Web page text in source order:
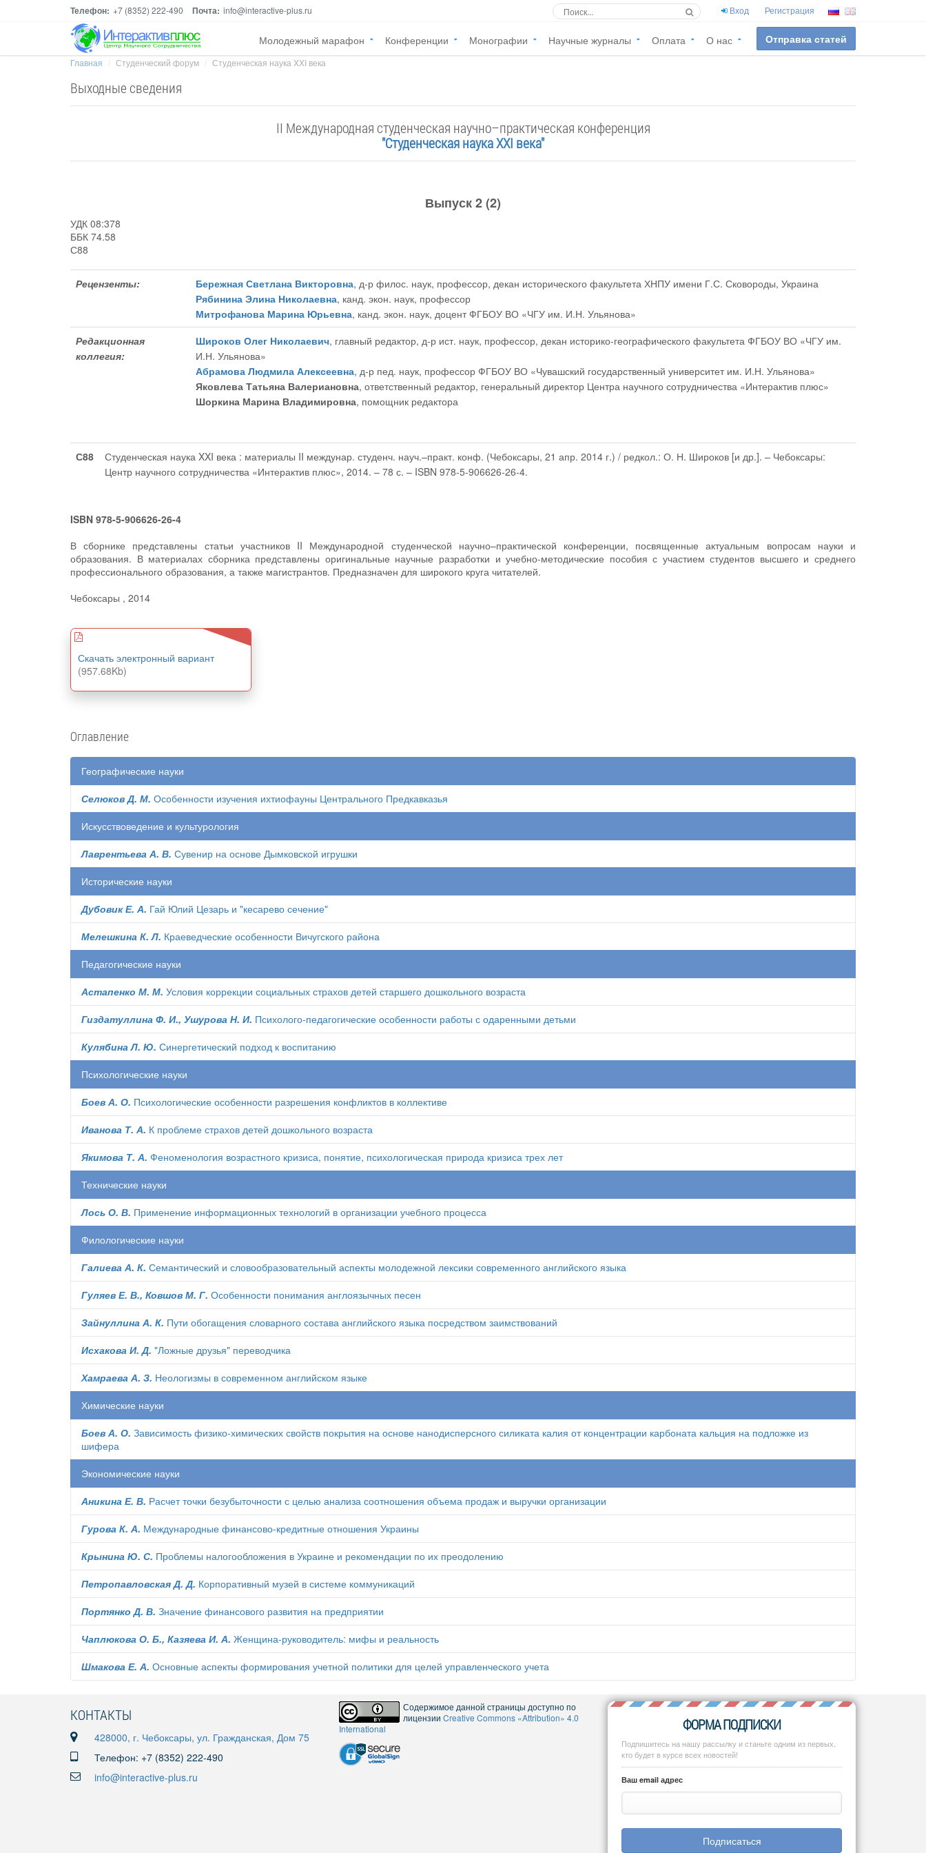
Телефон: +7 (8352) 222-490 Почта: info@interactive-plus.ru Вход Регистрация
Молодежный марафон Конференции Монографии Научные журналы Оплата О нас Отправка статей
Главная Студенческий форум Студенческая наука XXI века
Выходные сведения
II Международная студенческая научно–практическая конференция
"Студенческая наука XXI века"
Выпуск 2 (2)
УДК 08:378
ББК 74.58
С88
Рецензенты: Бережная Светлана Викторовна, д-р филос. наук, профессор, декан исторического факультета ХНПУ имени Г.С. Сковороды, Украина
Рябинина Элина Николаевна, канд. экон. наук, профессор
Митрофанова Марина Юрьевна, канд. экон. наук, доцент ФГБОУ ВО «ЧГУ им. И.Н. Ульянова»
Редакционная
коллегия:
Широков Олег Николаевич, главный редактор, д-р ист. наук, профессор, декан историко-географического факультета ФГБОУ ВО «ЧГУ им.
И.Н. Ульянова»
Абрамова Людмила Алексеевна, д-р пед. наук, профессор ФГБОУ ВО «Чувашский государственный университет им. И.Н. Ульянова»
Яковлева Татьяна Валериановна, ответственный редактор, генеральный директор Центра научного сотрудничества «Интерактив плюс»
Шоркина Марина Владимировна, помощник редактора
С88
Студенческая наука XXI века : материалы II междунар. студенч. науч.–практ. конф. (Чебоксары, 21 апр. 2014 г.) / редкол.: О. Н. Широков [и др.]. – Чебоксары:
Центр научного сотрудничества «Интерактив плюс», 2014. – 78 с. – ISBN 978-5-906626-26-4.
ISBN 978-5-906626-26-4
В сборнике представлены статьи участников II Международной студенческой научно–практической конференции, посвященные актуальным вопросам науки и
образования. В материалах сборника представлены оригинальные научные разработки и учебно-методические пособия с участием студентов высшего и среднего
профессионального образования, а также магистрантов. Предназначен для широкого круга читателей.
Чебоксары , 2014
Скачать электронный вариант
(957.68Kb)
Оглавление
Географические науки
Селюков Д. М. Особенности изучения ихтиофауны Центрального Предкавказья
Искусствоведение и культурология
Лаврентьева А. В. Сувенир на основе Дымковской игрушки
Исторические науки
Дубовик Е. А. Гай Юлий Цезарь и "кесарево сечение"
Мелешкина К. Л. Краеведческие особенности Вичугского района
Педагогические науки
Астапенко М. М. Условия коррекции социальных страхов детей старшего дошкольного возраста
Гиздатуллина Ф. И., Ушурова Н. И. Психолого-педагогические особенности работы с одаренными детьми
Кулябина Л. Ю. Синергетический подход к воспитанию
Психологические науки
Боев А. О. Психологические особенности разрешения конфликтов в коллективе
Иванова Т. А. К проблеме страхов детей дошкольного возраста
Якимова Т. А. Феноменология возрастного кризиса, понятие, психологическая природа кризиса трех лет
Технические науки
Лось О. В. Применение информационных технологий в организации учебного процесса
Филологические науки
Галиева А. К. Семантический и словообразовательный аспекты молодежной лексики современного английского языка
Гуляев Е. В., Ковшов М. Г. Особенности понимания англоязычных песен
Зайнуллина А. К. Пути обогащения словарного состава английского языка посредством заимствований
Исхакова И. Д. "Ложные друзья" переводчика
Хамраева А. З. Неологизмы в современном английском языке
Химические науки
Боев А. О. Зависимость физико-химических свойств покрытия на основе нанодисперсного силиката калия от концентрации карбоната кальция на подложке из
шифера
Экономические науки
Аникина Е. В. Расчет точки безубыточности с целью анализа соотношения объема продаж и выручки организации
Гурова К. А. Международные финансово-кредитные отношения Украины
Крынина Ю. С. Проблемы налогообложения в Украине и рекомендации по их преодолению
Петропавловская Д. Д. Корпоративный музей в системе коммуникаций
Портянко Д. В. Значение финансового развития на предприятии
Чаплюкова О. Б., Казяева И. А. Женщина-руководитель: мифы и реальность
Шмакова Е. А. Основные аспекты формирования учетной политики для целей управленческого учета
КОНТАКТЫ
428000, г. Чебоксары, ул. Гражданская, Дом 75
Телефон: +7 (8352) 222-490
info@interactive-plus.ru
Содержимое данной страницы доступно по
лицензии Creative Commons «Attribution» 4.0
International
ФОРМА ПОДПИСКИ
Подпишитесь на нашу рассылку и станьте одним из первых,
кто будет в курсе всех новостей!
Ваш email адрес
Подписаться